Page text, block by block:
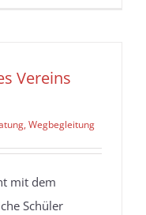
Vereins
Wegbegleitung
mit dem
Schüler